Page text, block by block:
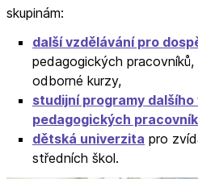
skupinám:
další vzdělávání pro
pedagogických
odborné kurzy,
studijní programy dalšího
pedagogických
dětská univerzita pro
středních škol.